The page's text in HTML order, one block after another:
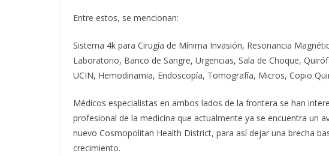
Entre estos, se mencionan:
Sistema 4k para Cirugía de Mínima Invasión, Resonancia
Laboratorio, Banco de Sangre, Urgencias, Sala de Choque,
UCIN, Hemodinamia, Endoscopía, Tomografía, Micros, Copio
Médicos especialistas en ambos lados de la frontera se han
profesional de la medicina que actualmente ya se encuentra un
nuevo Cosmopolitan Health District, para así dejar una brecha
crecimiento.